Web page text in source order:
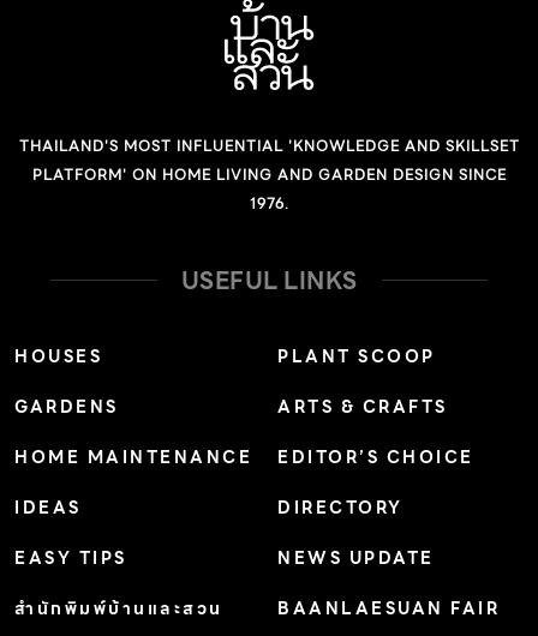
เซนติเมตร สีน้ำตาลคล้ายเส้นเชือก ขนาดเล็ก ปลายใบลู่
ลงพื้น ดอก: ช่อดอกไม่ปรากฏ อัตราการเจริญเติบโต: เร็ว
ดิน: ชอบดินร่วนปนทราย แสงแดด: แสงแดดเต็มวันถึงครึ่ง
ปลูกเป็นไม้คลุมดินหรือบริเวณที่ต้องการผิวสัมผัสละเอียด
เพื่อตัดกับสีเขียวของพรรณไม้ชนิดอื่น เกร็ดน่ารู้: มีถิ่นกำเนิด
THAILAND'S MOST INFLUENTIAL 'KNOWLEDGE AND SKILLSET
PLATFORM' ON HOME LIVING AND GARDEN DESIGN SINCE
1976.
USEFUL LINKS
HOUSES
GARDENS
HOME MAINTENANCE
IDEAS
EASY TIPS
สำนักพิมพ์บ้านและสวน
PLANT SCOOP
ARTS & CRAFTS
EDITOR’S CHOICE
DIRECTORY
NEWS UPDATE
BAANLAESUAN FAIR